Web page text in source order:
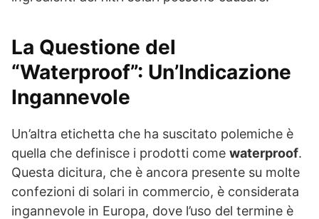
La Questione del
“Waterproof”: Un’Indicazione
Ingannevole
Un’altra etichetta che ha suscitato polemiche è
quella che definisce i prodotti come waterproof.
Questa dicitura, che è ancora presente su molte
confezioni di solari in commercio, è considerata
ingannevole in Europa, dove l’uso del termine è